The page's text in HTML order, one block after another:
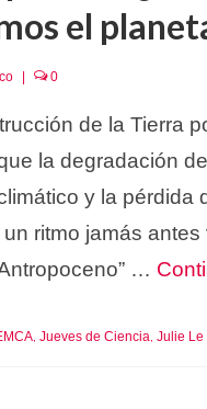
el
| 0
de la Tierra
la degradación
y la pérdida
ritmo jamás antes
…
, Jueves de Ciencia Julie Le